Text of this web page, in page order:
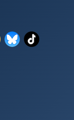
janela)
em nova janela)
(abre em nova
RSS (abre em nova
Bluesky (abre
TikTok